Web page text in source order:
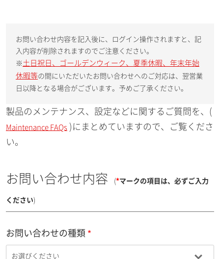
お問い合わせ内容を記入後に、ログイン操作されますと、記
入内容が削除されますのでご注意ください。
※ 土日祝日、ゴールデンウィーク、夏季休暇、年末年始
休暇等の間にいただいたお問い合わせへのご対応は、翌営業
日以降となる場合がございます。予めご了承ください。
製品のメンテナンス、設定などに関するご質問を、(
Maintenance FAQs )にまとめていますので、ご覧くださ
い。
お問い合わせ内容 (*マークの項目は、必ずご入力
ください)
お問い合わせの種類